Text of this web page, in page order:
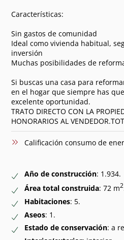
Características:
Sin gastos de comunidad
Ideal como vivienda habitual,
inversión
Muchas posibilidades de
Si buscas una casa para
en el hogar que siempre has
excelente oportunidad.
TRATO DIRECTO CON LA
HONORARIOS AL
Calificación consumo de
Año de construcción: 1.934.
Área total construida: 72 m2
Habitaciones: 5.
Aseos: 1.
Estado de conservación: a